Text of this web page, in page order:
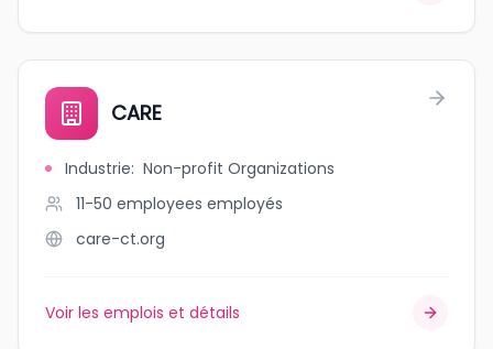
CARE
Industrie: Non-profit Organizations
11-50 employees employés
care-ct.org
Voir les emplois et détails